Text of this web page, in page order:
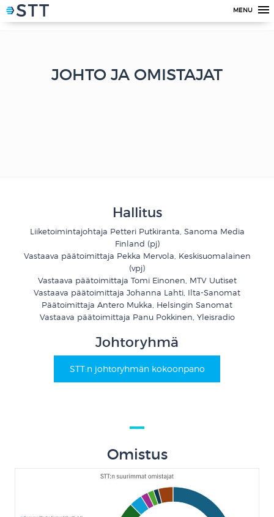
MENU
JOHTO JA OMISTAJAT
Hallitus
Liiketoimintajohtaja Petteri Putkiranta, Sanoma Media
Finland (pj)
Vastaava päätoimittaja Pekka Mervola, Keskisuomalainen
(vpj)
Vastaava päätoimittaja Tomi Einonen, MTV Uutiset
Vastaava päätoimittaja Johanna Lahti, Ilta-Sanomat
Päätoimittaja Antero Mukka, Helsingin Sanomat
Vastaava päätoimittaja Panu Pokkinen, Yleisradio
Johtoryhmä
STT:n johtoryhmän kokoonpano
Omistus